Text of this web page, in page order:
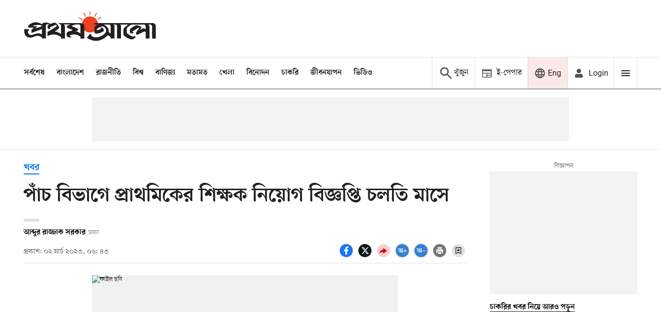
সর্বশেষ বাংলাদেশ রাজনীতি বিশ্ব বাণিজ্য মতামত খেলা বিনোদন চাকরি জীবনযাপন ভিডিও খুঁজুন ই-পেপার Eng Login
খবর
পাঁচ বিভাগে প্রাথমিকের শিক্ষক নিয়োগ বিজ্ঞপ্তি চলতি মাসে
আব্দুর রাজ্জাক সরকার ঢাকা
প্রকাশ: ০২ মার্চ ২০২৩, ০৬: ৪৩
চাকরির খবর নিয়ে আরও পড়ুন